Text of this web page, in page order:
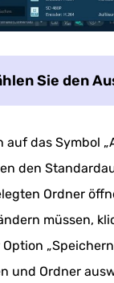
Sie den
auf das Symbol
den
Ordner
müssen,
und Ordner